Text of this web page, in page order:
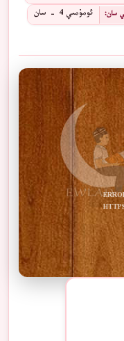
سان:
ئومۇمىي 4 - سان